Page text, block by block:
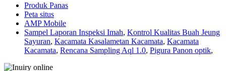
Produk Panas
Peta situs
AMP Mobile
Sampel Laporan Inspeksi Imah, Kontrol Kualitas Buah Jeung
Sayuran, Kacamata Kasalametan Kacamata, Kacamata
Kacamata, Rencana Sampling Aql 1.0, Pigura Panon optik,